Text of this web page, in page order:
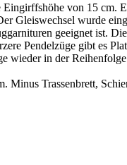
von 15 cm.
Gleiswechsel wurde
geeignet ist.
Pendelzüge gibt es
wieder in der
Minus Trassenbrett,